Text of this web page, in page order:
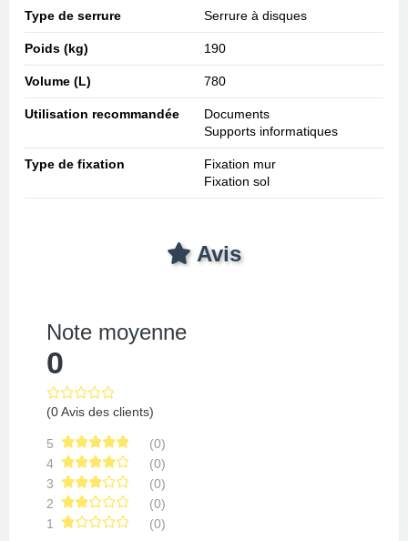
Type de serrure Serrure à disques
Poids (kg) 190
Volume (L) 780
Utilisation recommandée
Documents
Supports informatiques
Type de fixation
Fixation mur
Fixation sol
Avis
Note moyenne
0
(0 Avis des clients)
5
(0)
4
(0)
3
(0)
2
(0)
1
(0)